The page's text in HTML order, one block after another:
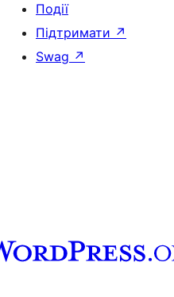
Події
Підтримати ↗
Swag ↗